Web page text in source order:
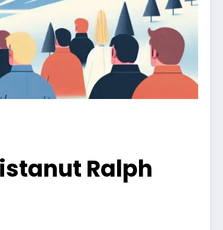
Ralph